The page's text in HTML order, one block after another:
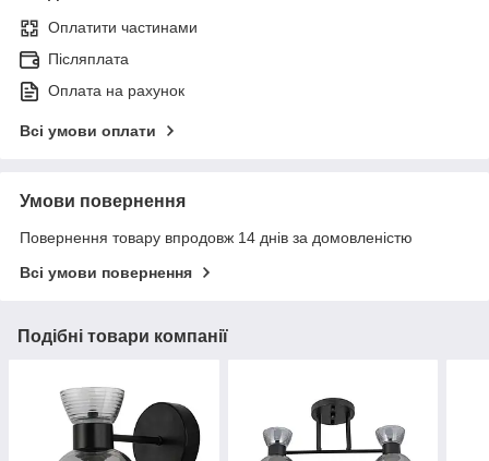
Оплатити частинами
Післяплата
Оплата на рахунок
Всі умови оплати
Умови повернення
Повернення товару впродовж 14 днів за домовленістю
Всі умови повернення
Подібні товари компанії